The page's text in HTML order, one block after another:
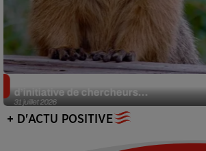
31 juillet 2026
d’initiative de chercheurs...
+ D'ACTU POSITIVE